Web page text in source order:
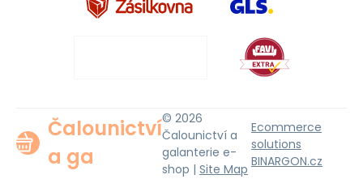
Čalounictví
a ga
© 2026
Čalounictví a
galanterie e-
shop | Site Map
Ecommerce
solutions
BINARGON.cz